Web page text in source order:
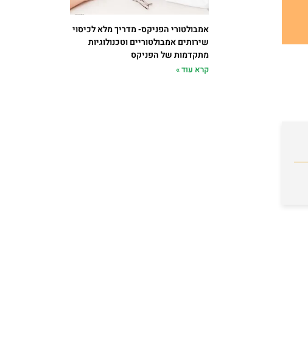
אמבולטורי הפניקס- מדריך מלא לכיסוי
שירותים אמבולטוריים וטכנולוגיות
מתקדמות של הפניקס
קרא עוד »